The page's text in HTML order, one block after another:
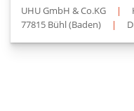
UHU GmbH & Co.KG |
77815 Bühl (Baden)
|